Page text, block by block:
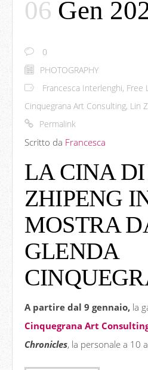
06 Gen
0
PHOTOGRAPHY
Francesca Interlenghi, Free
Cinquegrana Art Consulting, Lin
Permalink
Scritto da Francesca
LA CINA
ZHIPENG
MOSTRA
GLENDA
A partire dal 9 gennaio, la
Cinquegrana Art
Chronicles, la personale a 10